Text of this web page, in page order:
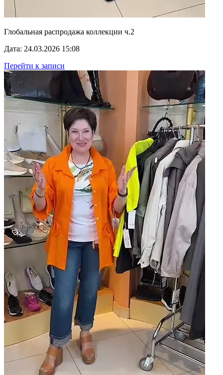
Глобальная распродажа коллекции ч.2
Дата: 24.03.2026 15:08
Перейти к записи